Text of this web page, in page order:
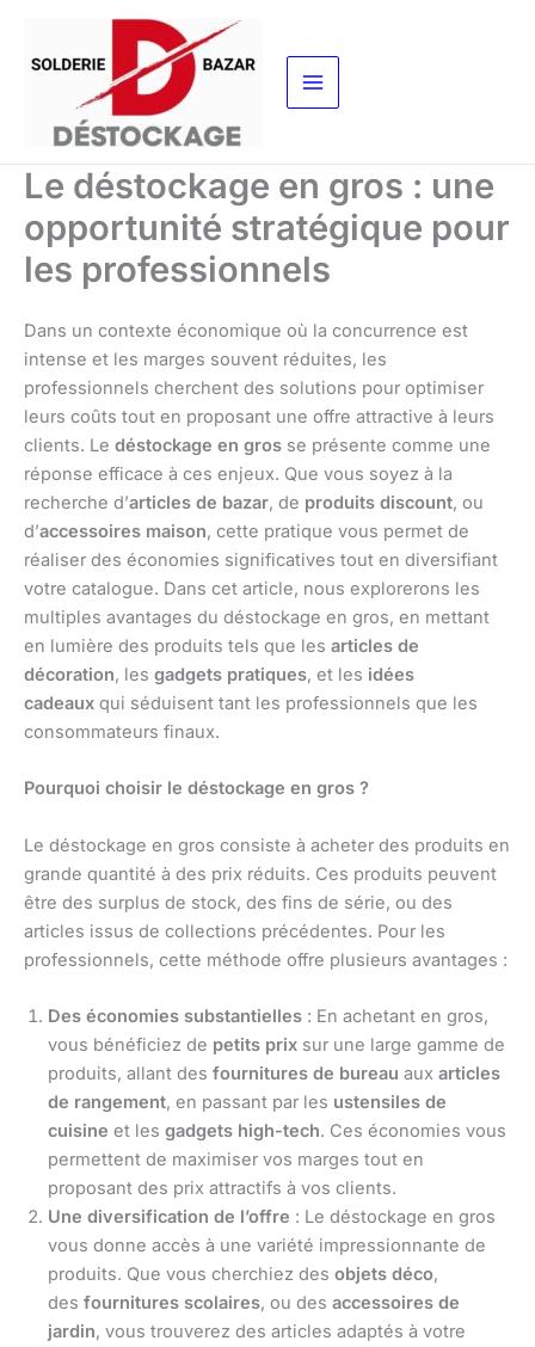
contenu
Le déstockage en gros : une
opportunité stratégique pour
les professionnels
Dans un contexte économique où la concurrence est
intense et les marges souvent réduites, les
professionnels cherchent des solutions pour optimiser
leurs coûts tout en proposant une offre attractive à leurs
clients. Le déstockage en gros se présente comme une
réponse efficace à ces enjeux. Que vous soyez à la
recherche d’articles de bazar, de produits discount, ou
d’accessoires maison, cette pratique vous permet de
réaliser des économies significatives tout en diversifiant
votre catalogue. Dans cet article, nous explorerons les
multiples avantages du déstockage en gros, en mettant
en lumière des produits tels que les articles de
décoration, les gadgets pratiques, et les idées
cadeaux qui séduisent tant les professionnels que les
consommateurs finaux.
Pourquoi choisir le déstockage en gros ?
Le déstockage en gros consiste à acheter des produits en
grande quantité à des prix réduits. Ces produits peuvent
être des surplus de stock, des fins de série, ou des
articles issus de collections précédentes. Pour les
professionnels, cette méthode offre plusieurs avantages :
Des économies substantielles : En achetant en gros,
vous bénéficiez de petits prix sur une large gamme de
produits, allant des fournitures de bureau aux articles
de rangement, en passant par les ustensiles de
cuisine et les gadgets high-tech. Ces économies vous
permettent de maximiser vos marges tout en
proposant des prix attractifs à vos clients.
Une diversification de l’offre : Le déstockage en gros
vous donne accès à une variété impressionnante de
produits. Que vous cherchiez des objets déco,
des fournitures scolaires, ou des accessoires de
jardin, vous trouverez des articles adaptés à votre